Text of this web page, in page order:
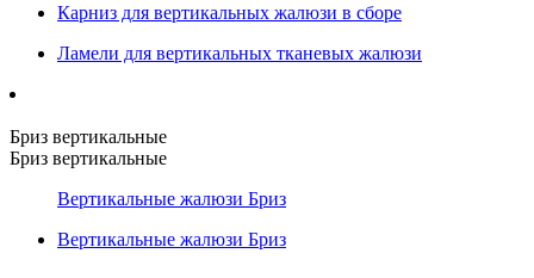
Карниз для вертикальных жалюзи в сборе
Ламели для вертикальных тканевых жалюзи
Бриз вертикальные
Бриз вертикальные
Вертикальные жалюзи Бриз
Вертикальные жалюзи Бриз